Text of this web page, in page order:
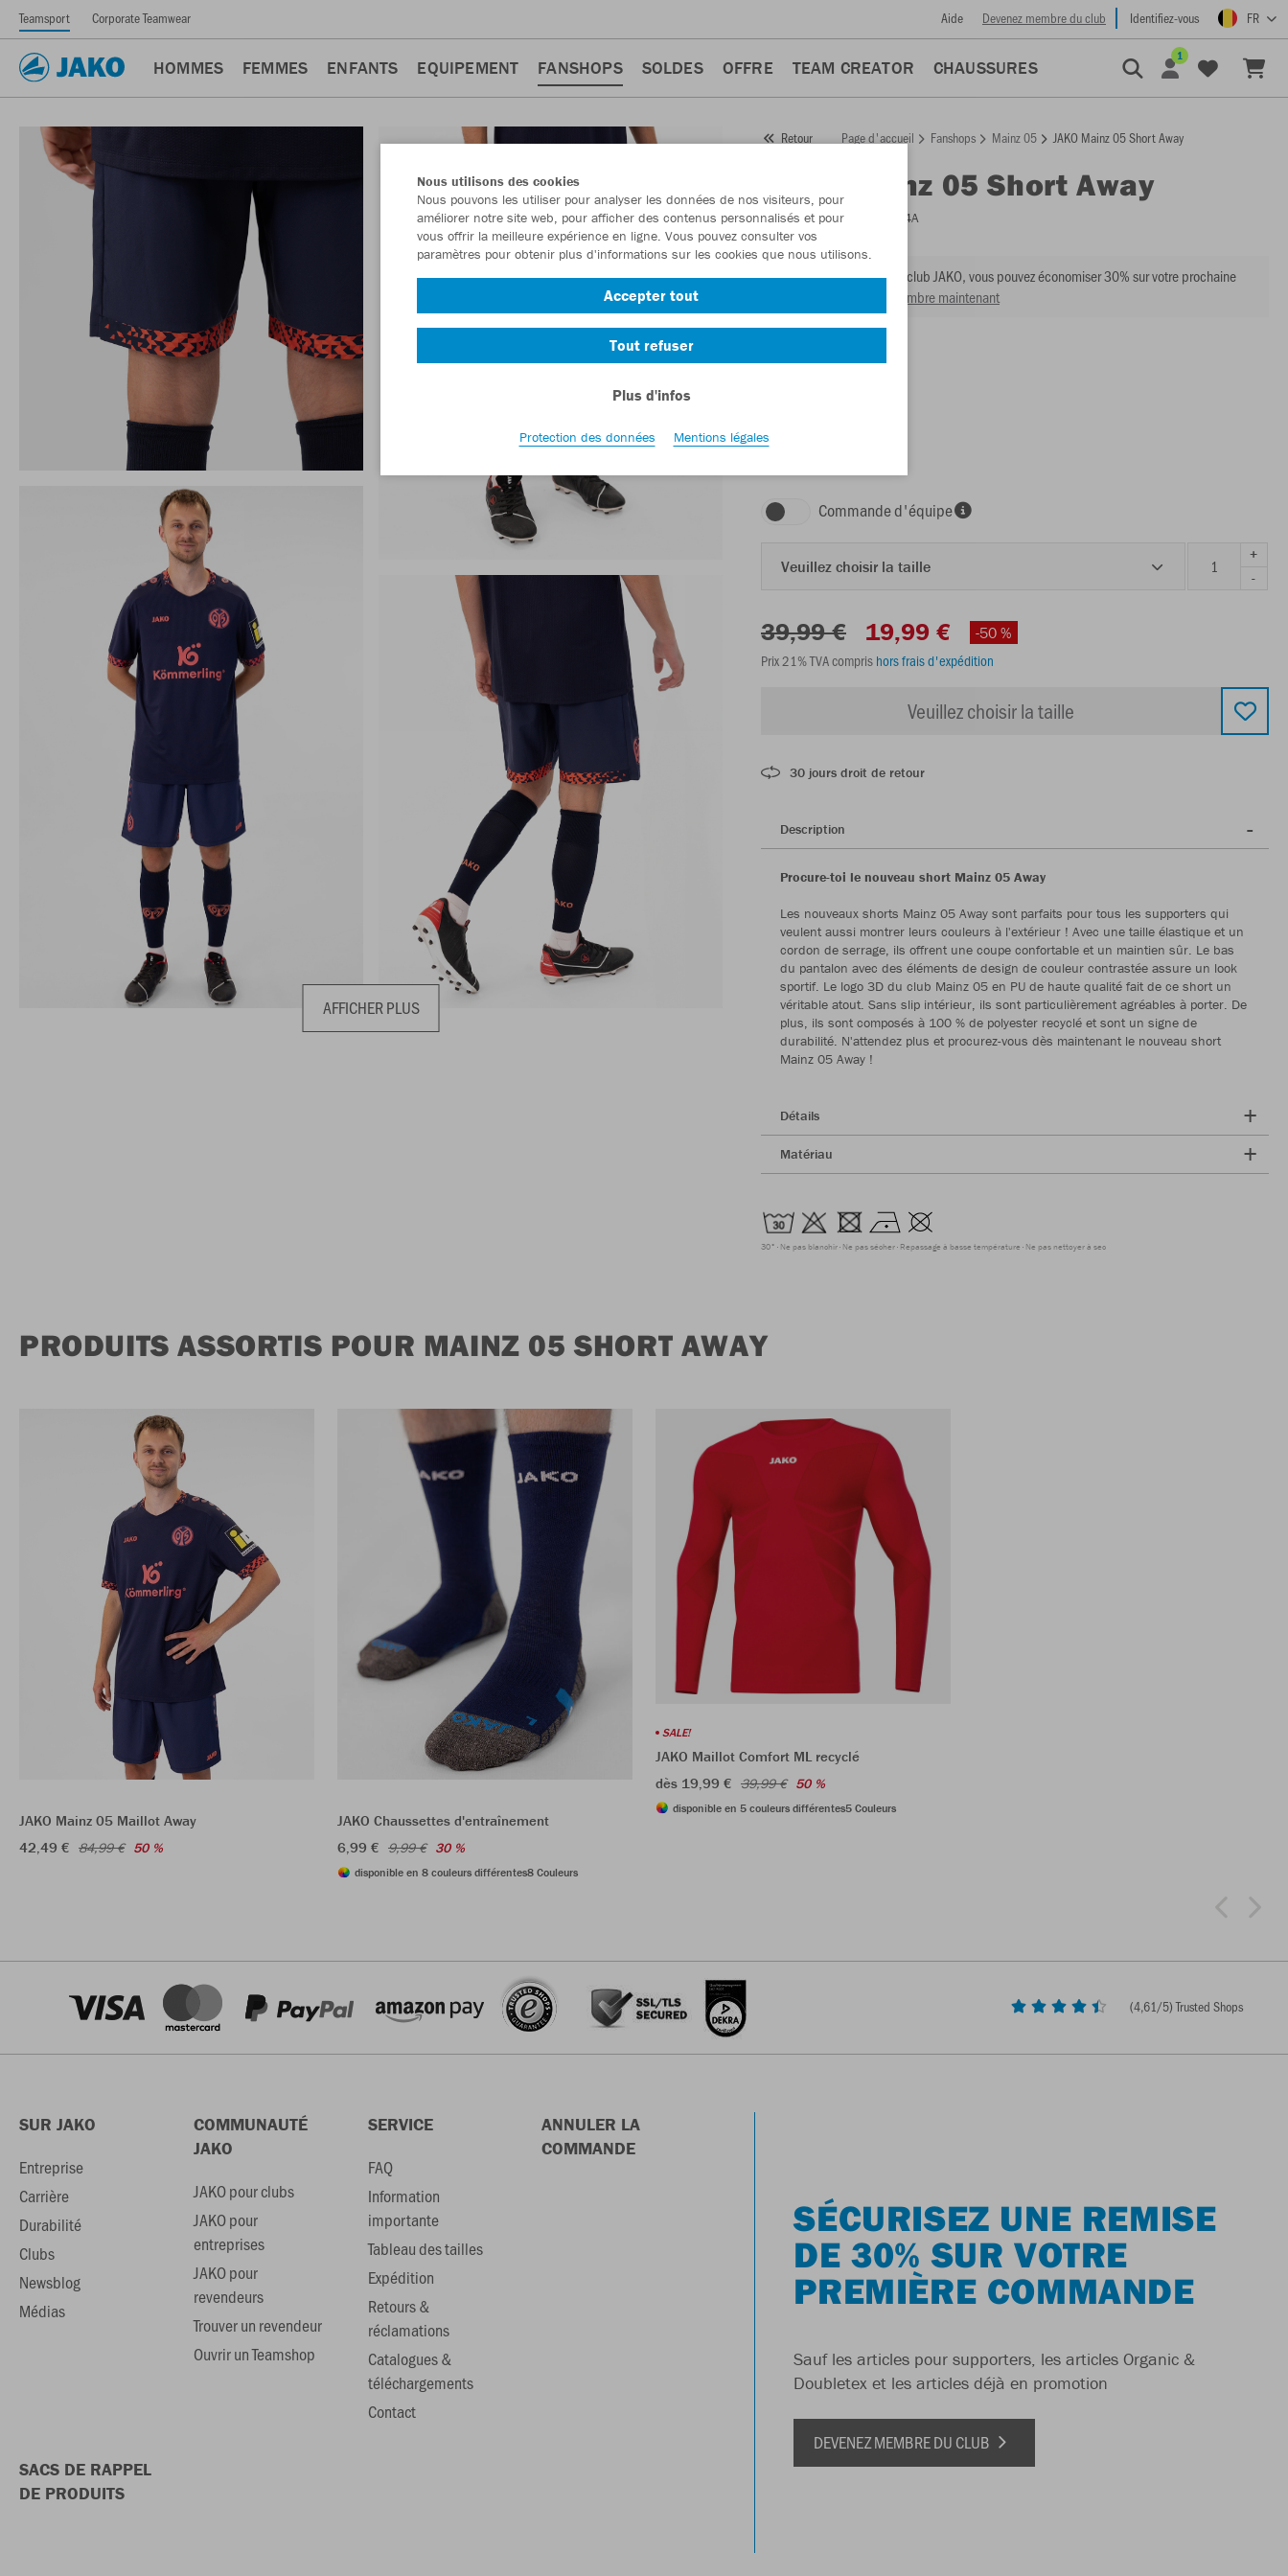
Teamsport Corporate Teamwear Aide Devenez membre du club Identifiez-vous FR
HOMMES FEMMES ENFANTS EQUIPEMENT FANSHOPS SOLDES OFFRE TEAM CREATOR CHAUSSURES
1
AFFICHER PLUS
Retour Page d'accueil Fanshops Mainz 05 JAKO Mainz 05 Short Away
Mainz 05 Short Away
Numéro d’article: MZ4424A
En tant que membre du club JAKO, vous pouvez économiser 30% sur votre prochaine
Devenir membre maintenant
Commande d'équipe
Veuillez choisir la taille
+
-
39,99 € 19,99 €
-50 %
Prix 21% TVA compris hors frais d'expédition
Veuillez choisir la taille
30 jours droit de retour
Description
Procure-toi le nouveau short Mainz 05 Away
Les nouveaux shorts Mainz 05 Away sont parfaits pour tous les supporters qui
veulent aussi montrer leurs couleurs à l'extérieur ! Avec une taille élastique et un
cordon de serrage, ils offrent une coupe confortable et un maintien sûr. Le bas
du pantalon avec des éléments de design de couleur contrastée assure un look
sportif. Le logo 3D du club Mainz 05 en PU de haute qualité fait de ce short un
véritable atout. Sans slip intérieur, ils sont particulièrement agréables à porter. De
plus, ils sont composés à 100 % de polyester recyclé et sont un signe de
durabilité. N'attendez plus et procurez-vous dès maintenant le nouveau short
Mainz 05 Away !
Détails
Matériau
30° Ne pas blanchir Ne pas sécher Repassage à basse température Ne pas nettoyer à sec
PRODUITS ASSORTIS POUR MAINZ 05 SHORT AWAY
JAKO Mainz 05 Maillot Away
42,49 € 84,99 € 50 %
JAKO Chaussettes d'entraînement
6,99 € 9,99 € 30 %
disponible en 8 couleurs différentes8 Couleurs
SALE!
JAKO Maillot Comfort ML recyclé
dès 19,99 € 39,99 € 50 %
disponible en 5 couleurs différentes5 Couleurs
(4,61/5) Trusted Shops
SUR JAKO
Entreprise
Carrière
Durabilité
Clubs
Newsblog
Médias
COMMUNAUTÉ
JAKO
JAKO pour clubs
JAKO pour
entreprises
JAKO pour
revendeurs
Trouver un revendeur
Ouvrir un Teamshop
SERVICE
FAQ
Information
importante
Tableau des tailles
Expédition
Retours &
réclamations
Catalogues &
téléchargements
Contact
ANNULER LA
COMMANDE
SACS DE RAPPEL
DE PRODUITS
SÉCURISEZ UNE REMISE
DE 30% SUR VOTRE
PREMIÈRE COMMANDE
Sauf les articles pour supporters, les articles Organic &
Doubletex et les articles déjà en promotion
DEVENEZ MEMBRE DU CLUB
Nous utilisons des cookies
Nous pouvons les utiliser pour analyser les données de nos visiteurs, pour
améliorer notre site web, pour afficher des contenus personnalisés et pour
vous offrir la meilleure expérience en ligne. Vous pouvez consulter vos
paramètres pour obtenir plus d'informations sur les cookies que nous utilisons.
Accepter tout
Tout refuser
Plus d'infos
Protection des données Mentions légales